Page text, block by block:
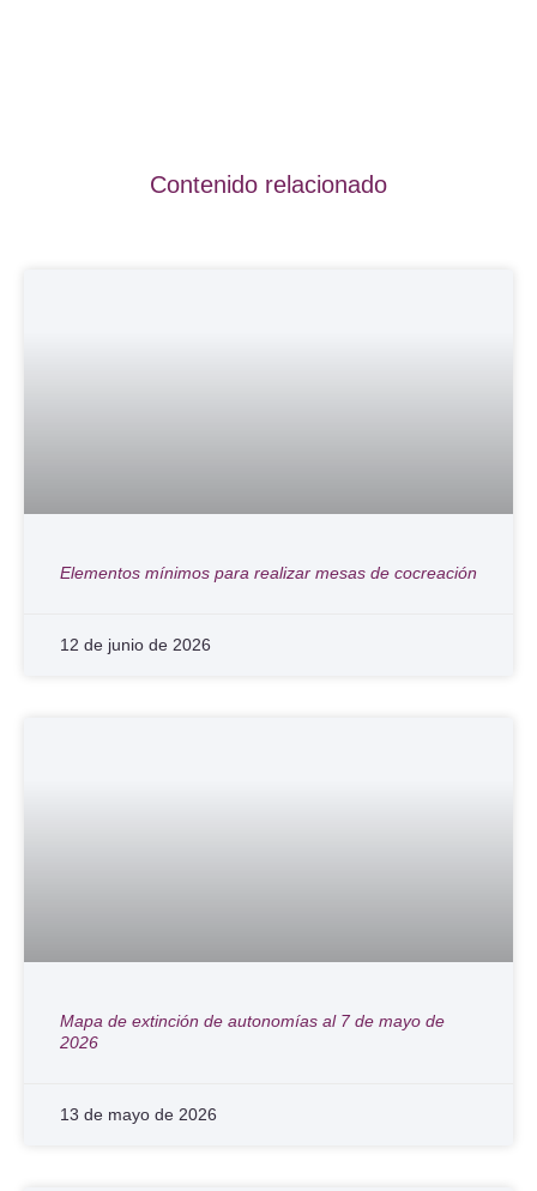
Contenido relacionado
Elementos mínimos para realizar mesas de cocreación
12 de junio de 2026
Mapa de extinción de autonomías al 7 de mayo de
2026
13 de mayo de 2026